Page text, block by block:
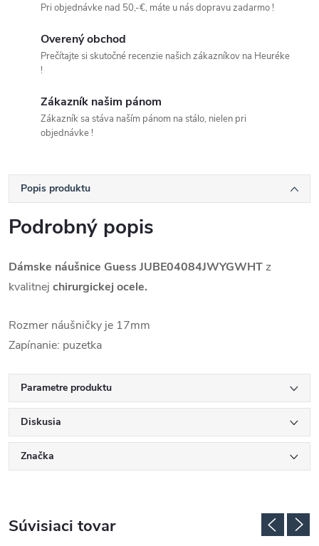
Pri objednávke nad 50,-€, máte u nás dopravu zadarmo !
Overený obchod
Prečítajte si skutočné recenzie našich zákazníkov na Heuréke
!
Zákazník našim pánom
Zákazník sa stáva naším pánom na stálo, nielen pri
objednávke !
Popis produktu
Podrobný popis
Dámske náušnice Guess JUBE04084JWYGWHTz
kvalitnej chirurgickej ocele.
Rozmer náušničky je 17mm
Zapínanie: puzetka
Parametre produktu
Diskusia
Značka
Súvisiaci tovar